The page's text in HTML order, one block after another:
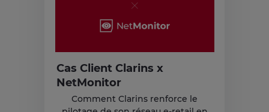
Cas Client Clarins x
NetMonitor
Comment Clarins renforce le